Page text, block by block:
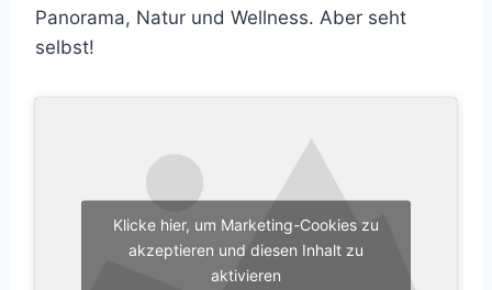
Panorama, Natur und Wellness. Aber seht
selbst!
Klicke hier, um Marketing-Cookies zu
akzeptieren und diesen Inhalt zu
aktivieren